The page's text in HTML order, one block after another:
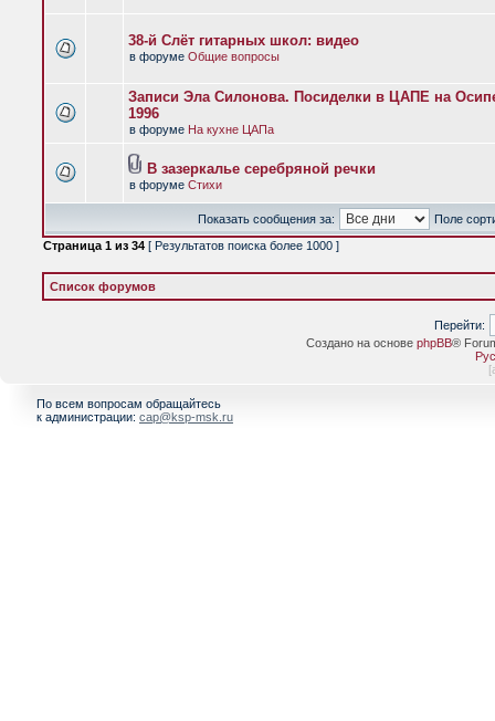
38-й Слёт гитарных школ: видео
в форуме Общие вопросы
Записи Эла Силонова. Посиделки в ЦАПЕ на
1996
в форуме На кухне ЦАПа
В зазеркалье серебряной речки
в форуме Стихи
Показать сообщения за:
Поле
Страница 1 из 34 [ Результатов поиска более 1000 ]
Список форумов
Перейти:
Создано на основе phpBB®
[
По всем вопросам обращайтесь
к администрации: cap@ksp-msk.ru